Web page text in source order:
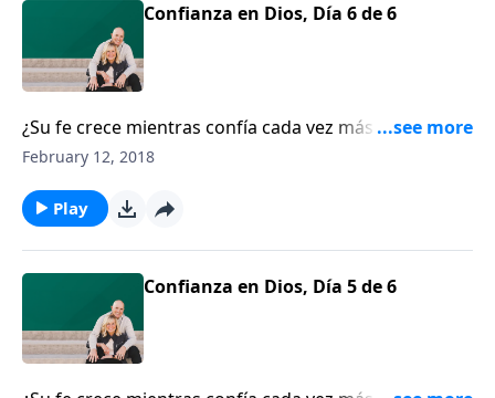
Confianza en Dios, Día 6 de 6
¿Su fe crece mientras confía cada vez más en Dios? El
pastor Crawford Loritts nos recuerda que una fe
circunstancias, sino que confía en las promesas de
Dios, a pesar de ellas. Crawford explica cómo
podemos enseñarles a nuestros hijos a depender
también de Él.
February 12, 2018
Play
Confianza en Dios, Día 5 de 6